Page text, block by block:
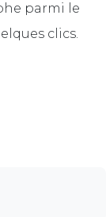
parmi le
clics.